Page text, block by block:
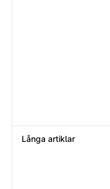
Långa artiklar